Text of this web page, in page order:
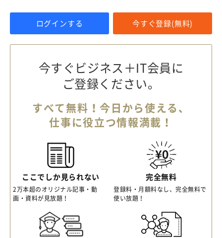
ログインする 今すぐ登録(無料)
今すぐビジネス＋IT会員に
ご登録ください。
すべて無料！今日から使える、
仕事に役立つ情報満載！
ここでしか見られない
2万本超のオリジナル記事・動
画・資料が見放題！
完全無料
登録料・月額料なし、完全無料で
使い放題！